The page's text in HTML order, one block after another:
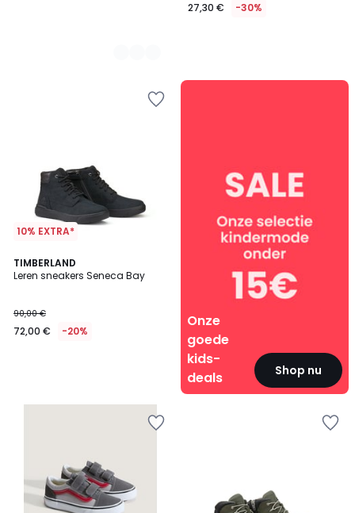
27,30 € -30%
10% EXTRA*
TIMBERLAND
Leren sneakers Seneca Bay
90,00 €
72,00 € -20%
Onze
goede
kids-
deals
Shop nu
Onze